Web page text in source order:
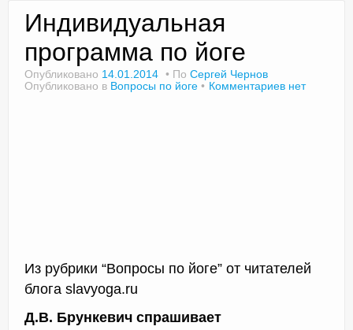
Доктор Чернов
Индивидуальная
программа по йоге
Опубликовано 14.01.2014 По Сергей Чернов
Опубликовано в Вопросы по йоге Комментариев нет
Из рубрики “Вопросы по йоге” от читателей
блога slavyoga.ru
Д.В. Брункевич спрашивает